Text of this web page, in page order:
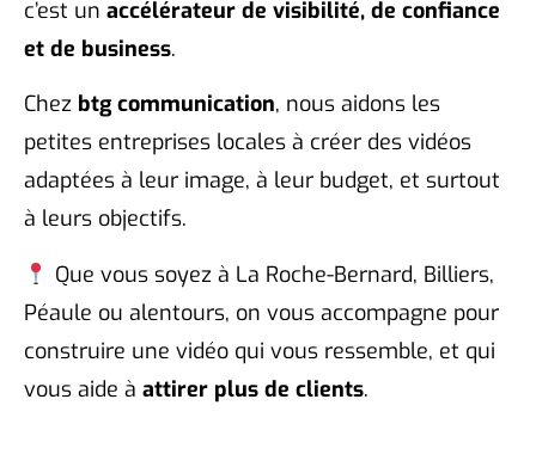
c’est un accélérateur de visibilité, de confiance
et de business.
Chez btg communication, nous aidons les
petites entreprises locales à créer des vidéos
adaptées à leur image, à leur budget, et surtout
à leurs objectifs.
Que vous soyez à La Roche-Bernard, Billiers,
Péaule ou alentours, on vous accompagne pour
construire une vidéo qui vous ressemble, et qui
vous aide à attirer plus de clients.